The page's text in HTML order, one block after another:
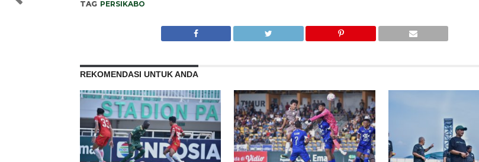
TAG PERSIKABO
REKOMENDASI UNTUK ANDA